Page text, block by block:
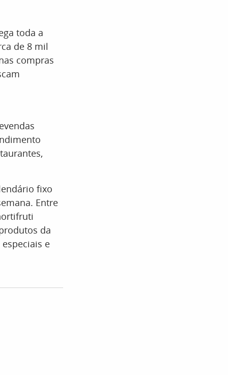
toda a
de 8 mil
compras
fixo
Entre
da
e